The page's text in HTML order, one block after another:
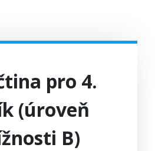
pro 4.
(úroveň
B)